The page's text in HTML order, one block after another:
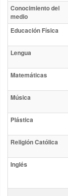
Conocimiento del
medio
Educación Física
Lengua
Matemáticas
Música
Plástica
Religión Católica
Inglés